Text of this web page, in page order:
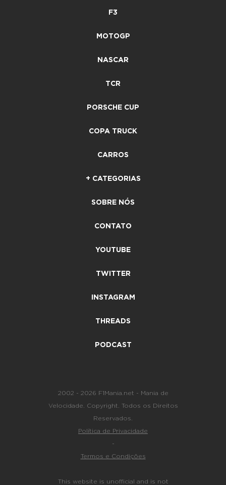
F3
MOTOGP
NASCAR
TCR
PORSCHE CUP
COPA TRUCK
CARROS
+ CATEGORIAS
SOBRE NÓS
CONTATO
YOUTUBE
TWITTER
INSTAGRAM
THREADS
PODCAST
2002 - 2026 F1Mania.net - Mania de
Velocidade. Copyright. Todos os Direitos
Reservados.
Política de Privacidade
-
Termos e Condições
This website is unofficial and is not